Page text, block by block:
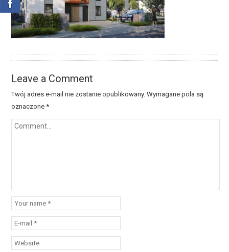
Leave a Comment
Twój adres e-mail nie zostanie opublikowany. Wymagane pola są
oznaczone*